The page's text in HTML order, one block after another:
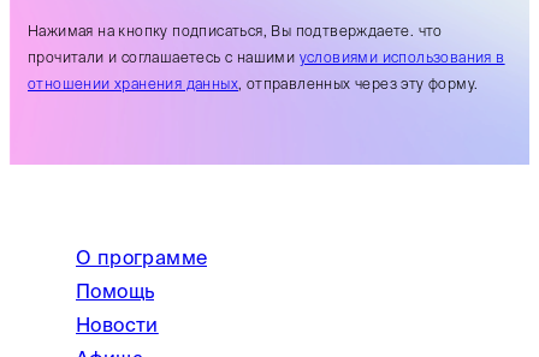
Нажимая на кнопку подписаться, Вы подтверждаете. что
прочитали и соглашаетесь с нашими условиями использования в
отношении хранения данных, отправленных через эту форму.
О программе
Помощь
Новости